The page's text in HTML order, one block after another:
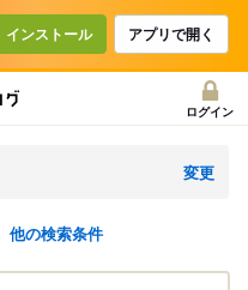
インストール アプリで開く
ログイン
変更
他の検索条件